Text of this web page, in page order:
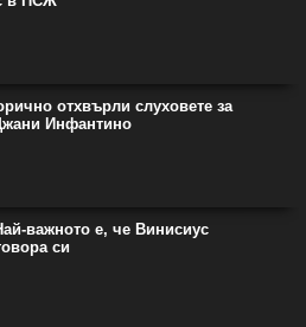
отхвърли слуховете за
Инфантино
важното е, че Винисиус
си